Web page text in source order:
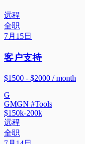
远程
全职
7月15日
客户支持
$1500 - $2000 / month
G
GMGN #Tools
$150k-200k
远程
全职